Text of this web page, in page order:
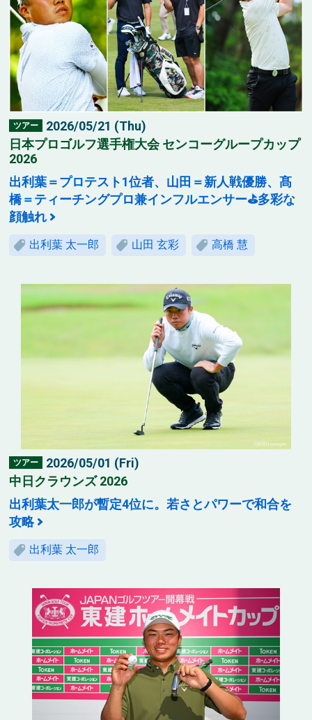
ツアー
2026/05/21 (Thu)
日本プロゴルフ選手権大会 センコーグループカップ
2026
出利葉＝プロテスト1位者、山田＝新人戦優勝、髙
橋＝ティーチングプロ兼インフルエンサー⛳多彩な
顔触れ
出利葉 太一郎 山田 玄彩 高橋 慧
ツアー
2026/05/01 (Fri)
中日クラウンズ 2026
出利葉太一郎が暫定4位に。若さとパワーで和合を
攻略
出利葉 太一郎